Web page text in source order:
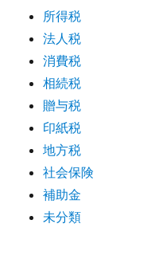
所得税
法人税
消費税
相続税
贈与税
印紙税
地方税
社会保険
補助金
未分類